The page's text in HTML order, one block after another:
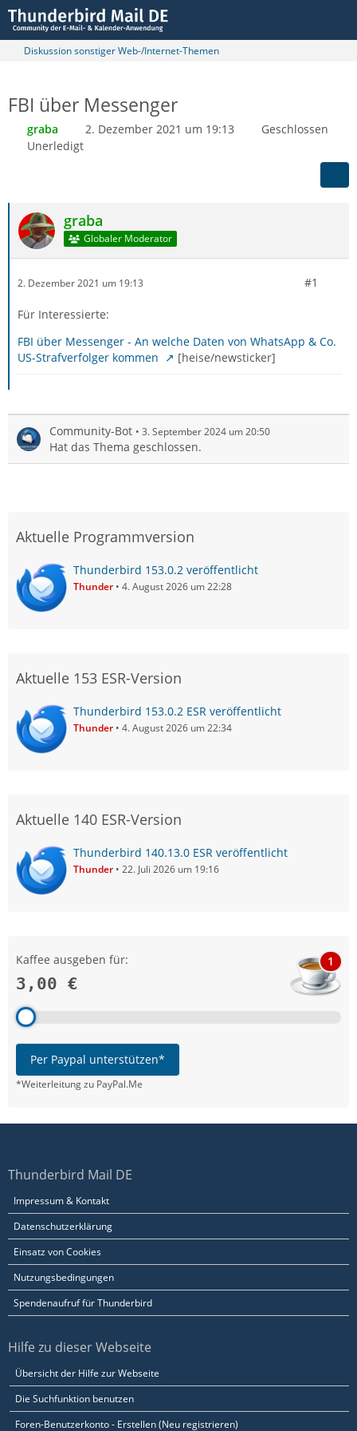
Diskussion sonstiger Web-/Internet-Themen
FBI über Messenger
graba 2. Dezember 2021 um 19:13
Geschlossen
Unerledigt
graba
Globaler Moderator
2. Dezember 2021 um 19:13 #1
Für Interessierte:
FBI über Messenger - An welche Daten von WhatsApp & Co.
US-Strafverfolger kommen
[heise/newsticker]
Community-Bot 3. September 2024 um 20:50
Hat das Thema geschlossen.
Aktuelle Programmversion
Thunderbird 153.0.2 veröffentlicht
Thunder 4. August 2026 um 22:28
Aktuelle 153 ESR-Version
Thunderbird 153.0.2 ESR veröffentlicht
Thunder 4. August 2026 um 22:34
Aktuelle 140 ESR-Version
Thunderbird 140.13.0 ESR veröffentlicht
Thunder 22. Juli 2026 um 19:16
Kaffee ausgeben für:
3,00 €
1
Per Paypal unterstützen*
*Weiterleitung zu PayPal.Me
Thunderbird Mail DE
Impressum & Kontakt
Datenschutzerklärung
Einsatz von Cookies
Nutzungsbedingungen
Spendenaufruf für Thunderbird
Hilfe zu dieser Webseite
Übersicht der Hilfe zur Webseite
Die Suchfunktion benutzen
Foren-Benutzerkonto - Erstellen (Neu registrieren)